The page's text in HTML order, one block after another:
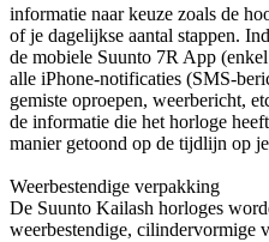
informatie naar keuze zoals de
of je dagelijkse aantal stappen.
de mobiele Suunto 7R App
alle iPhone-notificaties (SMS-
gemiste oproepen, weerbericht,
de informatie die het horloge
manier getoond op de tijdlijn op
Weerbestendige verpakking
De Suunto Kailash horloges
weerbestendige, cilindervormige